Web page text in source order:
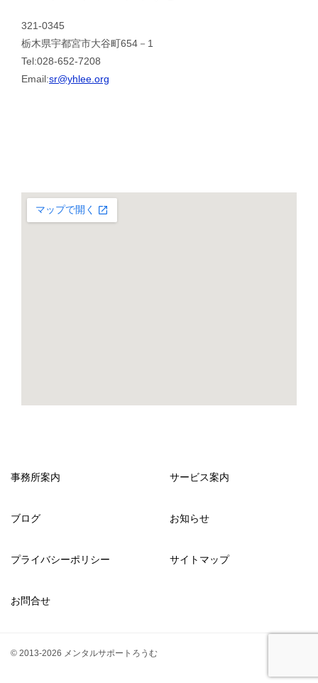
321-0345
栃木県宇都宮市大谷町654－1
Tel:028-652-7208
Email:sr@yhlee.org
事務所案内 サービス案内
ブログ お知らせ
プライバシーポリシー サイトマップ
お問合せ
© 2013-2026 メンタルサポートろうむ